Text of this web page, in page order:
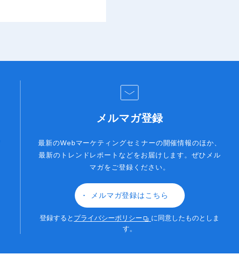
メルマガ登録
最新のWebマーケティングセミナーの開催情報のほか、
最新のトレンドレポートなどをお届けします。ぜひメル
マガをご登録ください。
メルマガ登録はこちら
登録すると プライバシーポリシー
に同意したものとしま
す。